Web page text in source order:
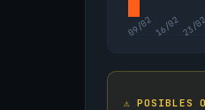
09/0216/0223/02
⚠️ POSIBLES